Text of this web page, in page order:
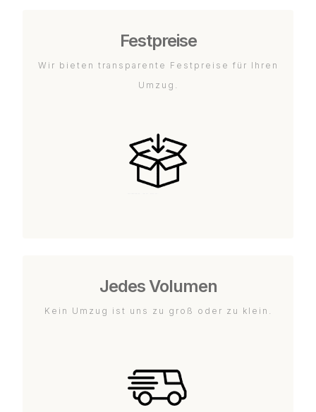
Festpreise
Wir bieten transparente Festpreise für Ihren
Umzug.
Jedes Volumen
Kein Umzug ist uns zu groß oder zu klein.